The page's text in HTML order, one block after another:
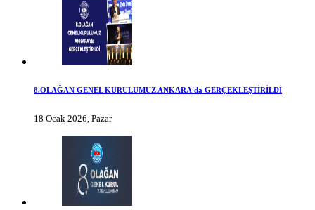
8.OLAĞAN GENEL KURULUMUZ ANKARA'da GERÇEKLEŞTİRİLDİ
18 Ocak 2026, Pazar